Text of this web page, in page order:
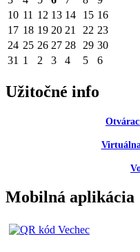
10 11 12 13 14 15 16
17 18 19 20 21 22 23
24 25 26 27 28 29 30
31 1 2 3 4 5 6
Užitočné info
Mobilná aplikácia